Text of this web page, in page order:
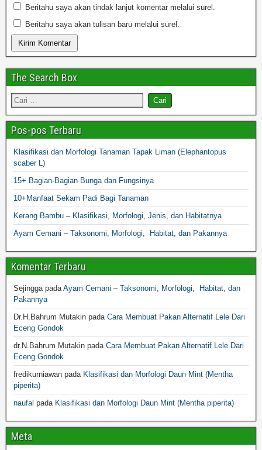
Beritahu saya akan tindak lanjut komentar melalui surel.
Beritahu saya akan tulisan baru melalui surel.
The Search Box
Pos-pos Terbaru
Klasifikasi dan Morfologi Tanaman Tapak Liman (Elephantopus
scaber L)
15+ Bagian-Bagian Bunga dan Fungsinya
10+Manfaat Sekam Padi Bagi Tanaman
Kerang Bambu – Klasifikasi, Morfologi, Jenis, dan Habitatnya
Ayam Cemani – Taksonomi, Morfologi, Habitat, dan Pakannya
Komentar Terbaru
Sejingga pada Ayam Cemani – Taksonomi, Morfologi, Habitat, dan
Pakannya
Dr.H.Bahrum Mutakin pada Cara Membuat Pakan Alternatif Lele Dari
Eceng Gondok
dr.N.Bahrum Mutakin pada Cara Membuat Pakan Alternatif Lele Dari
Eceng Gondok
fredikurniawan pada Klasifikasi dan Morfologi Daun Mint (Mentha
piperita)
naufal pada Klasifikasi dan Morfologi Daun Mint (Mentha piperita)
Meta